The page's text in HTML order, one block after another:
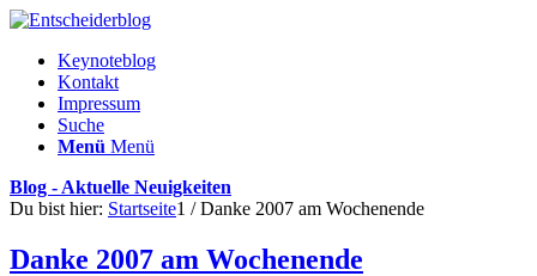
Keynoteblog
Kontakt
Impressum
Suche
Menü Menü
Blog - Aktuelle Neuigkeiten
Du bist hier: Startseite1 / Danke 2007 am Wochenende
Danke 2007 am Wochenende